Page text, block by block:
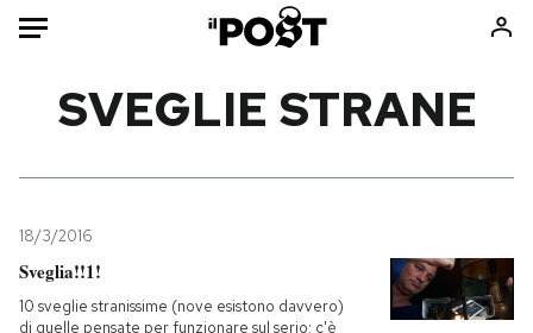
Mondo
Politica
Tecnologia
Storie/Idee
SVEGLIE STRANE
18/3/2016
Sveglia!!1!
10 sveglie stranissime (nove esistono davvero)
di quelle pensate per funzionare sul serio: c'è